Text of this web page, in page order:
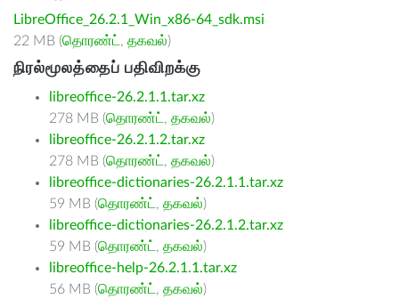
LibreOffice_26.2.1_Win_x86-64_sdk.msi
22 MB (தொரண்ட் , தகவல்)
நிரல்மூலத்தைப் பதிவிறக்கு
libreoffice-26.2.1.1.tar.xz
278 MB (தொரண்ட் , தகவல்)
libreoffice-26.2.1.2.tar.xz
278 MB (தொரண்ட் , தகவல்)
libreoffice-dictionaries-26.2.1.1.tar.xz
59 MB (தொரண்ட் , தகவல்)
libreoffice-dictionaries-26.2.1.2.tar.xz
59 MB (தொரண்ட் , தகவல்)
libreoffice-help-26.2.1.1.tar.xz
56 MB (தொரண்ட் , தகவல்)